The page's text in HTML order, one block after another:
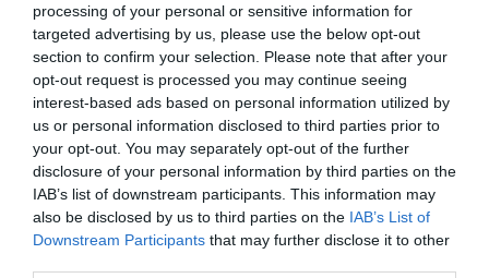
processing of your personal or sensitive information for
targeted advertising by us, please use the below opt-out
section to confirm your selection. Please note that after your
opt-out request is processed you may continue seeing
interest-based ads based on personal information utilized by
us or personal information disclosed to third parties prior to
your opt-out. You may separately opt-out of the further
disclosure of your personal information by third parties on the
IAB’s list of downstream participants. This information may
also be disclosed by us to third parties on the IAB’s List of
Downstream Participants that may further disclose it to other
PRONEWS.GR /ΠΑΡΑΣΚΗΝΙΟ
Πέθανε στα 38 του ο γιος του Μαρκ Χιουζ: